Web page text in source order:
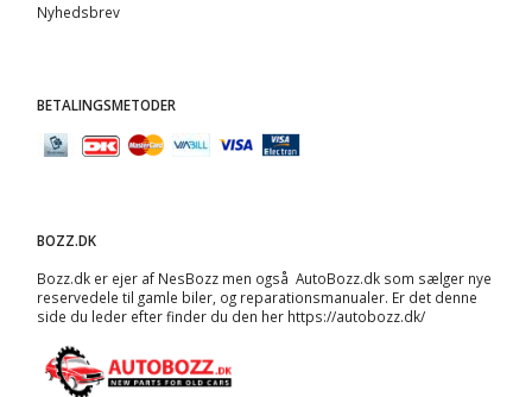
Nyhedsbrev
BETALINGSMETODER
BOZZ.DK
Bozz.dk er ejer af NesBozz men også AutoBozz.dk som sælger nye
reservedele til gamle biler, og reparationsmanualer. Er det denne
side du leder efter finder du den her https://autobozz.dk/